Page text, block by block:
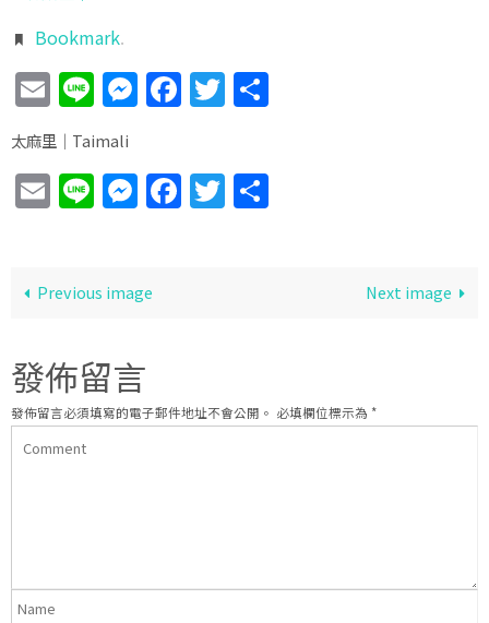
Bookmark.
Email
LineMessenger
Facebook
Twitter
太麻里│Taimali
Email
LineMessenger
Facebook
Twitter
Previous image Next image
發佈留言
發佈留言必須填寫的電子郵件地址不會公開。 必填欄位標示為 *